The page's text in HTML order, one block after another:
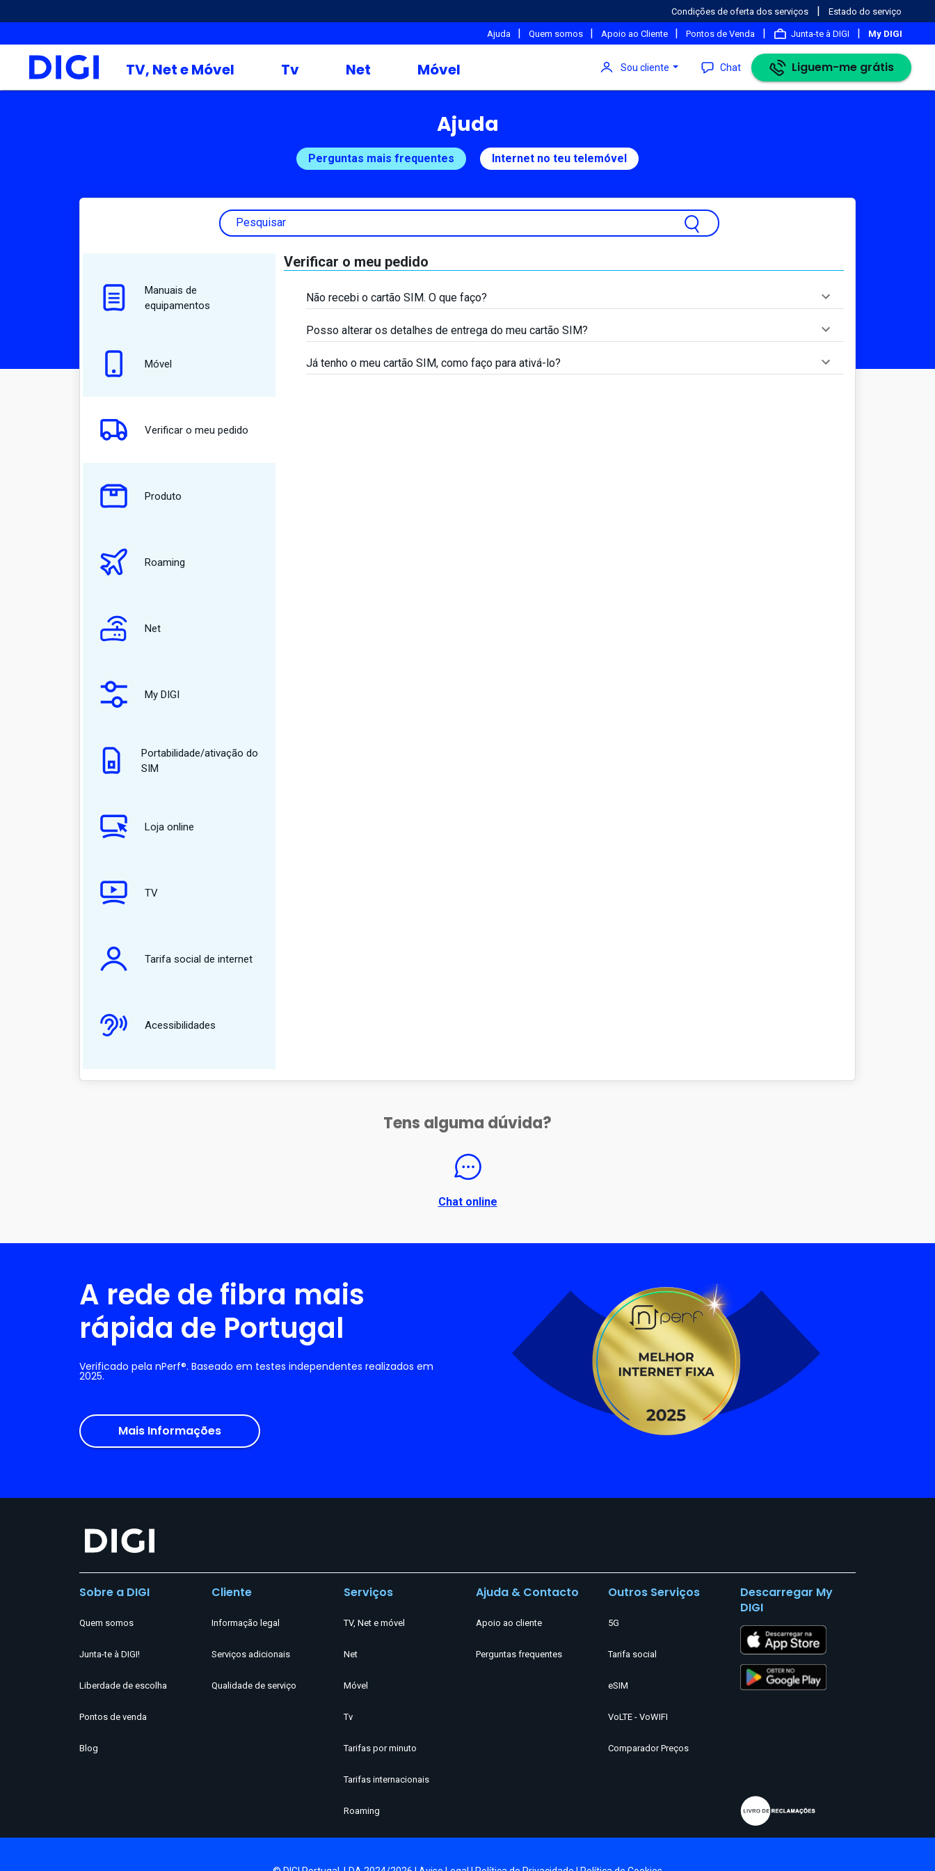
Condições de oferta dos serviços | Estado do serviço
Ajuda | Quem somos | Apoio ao Cliente | Pontos de Venda | Junta-te à DIGI | My DIGI
TV, Net e Móvel Tv Net Móvel Sou cliente Chat Liguem-me grátis
Ajuda
Perguntas mais frequentes Internet no teu telemóvel
Pesquisar
Manuais de
equipamentos
Móvel
Verificar o meu pedido
Produto
Roaming
Net
My DIGI
Portabilidade/ativação do
SIM
Loja online
TV
Tarifa social de internet
Acessibilidades
Verificar o meu pedido
Não recebi o cartão SIM. O que faço?
Posso alterar os detalhes de entrega do meu cartão SIM?
Já tenho o meu cartão SIM, como faço para ativá-lo?
Tens alguma dúvida?
Chat online
A rede de fibra mais
rápida de Portugal
Verificado pela nPerf®. Baseado em testes independentes realizados em
2025.
Mais Informações
Sobre a DIGI
Quem somos
Junta-te à DIGI!
Liberdade de escolha
Pontos de venda
Blog
Cliente
Informação legal
Serviços adicionais
Qualidade de serviço
Serviços
TV, Net e móvel
Net
Móvel
Tv
Tarifas por minuto
Tarifas internacionais
Roaming
Ajuda & Contacto
Apoio ao cliente
Perguntas frequentes
Outros Serviços
5G
Tarifa social
eSIM
VoLTE - VoWIFI
Comparador Preços
Descarregar My
DIGI